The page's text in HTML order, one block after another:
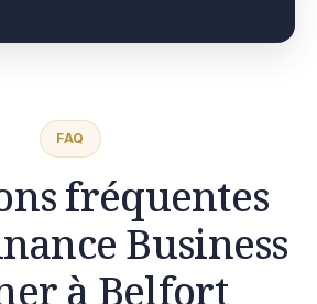
FAQ
fréquentes
Business
à Belfort